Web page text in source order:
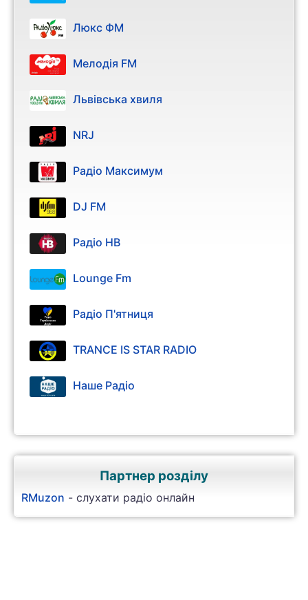
Люкс ФМ
Мелодія FM
Львівська хвиля
NRJ
Радіо Максимум
DJ FM
Радіо НВ
Lounge Fm
Радіо П'ятниця
TRANCE IS STAR RADIO
Наше Радіо
Партнер розділу
RMuzon - слухати радіо онлайн